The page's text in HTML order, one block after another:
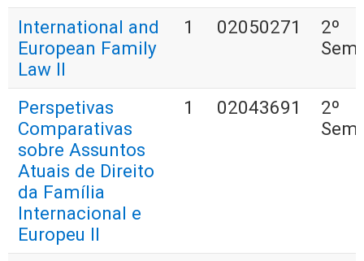
International and
European Family
Law II
1 02050271
2º
Perspetivas
Comparativas
sobre Assuntos
Atuais de Direito
da Família
Internacional e
Europeu II
1 02043691
2º